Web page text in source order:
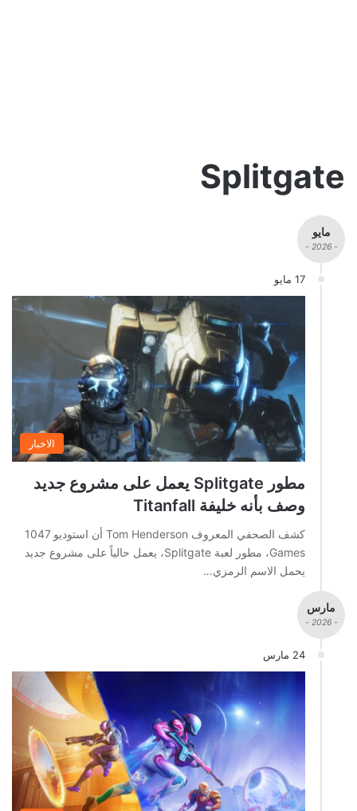
Splitgate
مايو
- 2026 -
17 مايو
الاخبار
مطور Splitgate يعمل على مشروع جديد
وصف بأنه خليفة Titanfall
كشف الصحفي المعروف Tom Henderson أن استوديو 1047
Games، مطور لعبة Splitgate، يعمل حالياً على مشروع جديد
يحمل الاسم الرمزي…
مارس
- 2026 -
24 مارس